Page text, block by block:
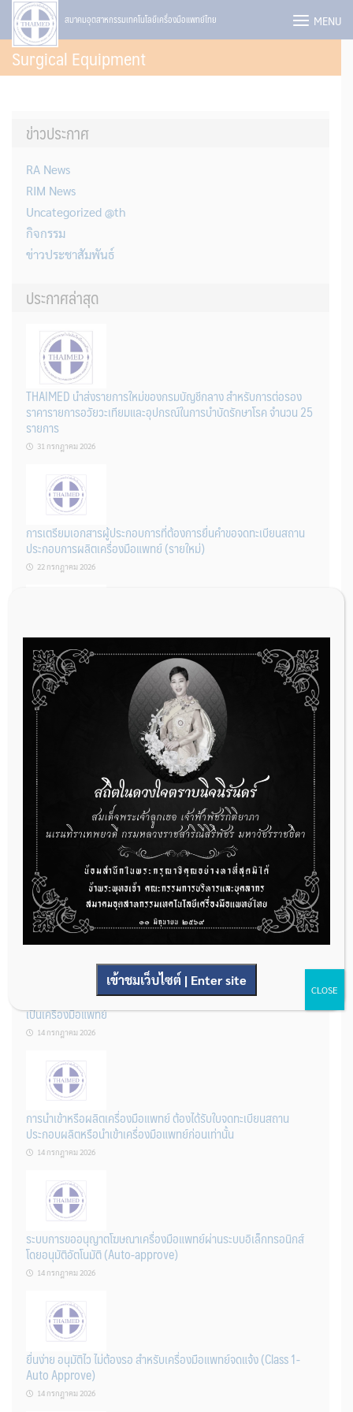
Skip
content
สมาคมอุตสาหกรรมเทคโนโลยีเครื่องมือแพทย์ไทย MENU
Surgical Equipment
ข่าวประกาศ
RA News
RIM News
Uncategorized @th
กิจกรรม
ข่าวประชาสัมพันธ์
ประกาศล่าสุด
THAIMED นำส่งรายการใหม่ของกรมบัญชีกลาง สำหรับการต่อรอง
ราคารายการอวัยวะเทียมและอุปกรณ์ในการบำบัดรักษาโรค จำนวน 25
รายการ
31 กรกฎาคม 2026
การเตรียมเอกสารผู้ประกอบการที่ต้องการยื่นคำขอจดทะเบียนสถาน
ประกอบการผลิตเครื่องมือแพทย์ (รายใหม่)
22 กรกฎาคม 2026
ผู้ประกอบการผลิต และ นักวิจัย ที่ต้องการขึ้นทะเบียนเครื่องมือแพทย์
ต้องทำอย่างไรบ้าง
22 กรกฎาคม 2026
กองควบคุมเครื่องมือแพทย์ เปิดรับฟังความคิดเห็นหลักการยกร่าง
กฎหมาย จำนวน 3 ฉบับ ผ่านระบบกลางทางกฎหมาย
22 กรกฎาคม 2026
การโฆษณาเครื่องมือแพทย์แบบใดที่ได้รับการยกเว้นไม่ต้องขออนุญาต
14 กรกฎาคม 2026
รู้หรือไม่? ผลิตภัณฑ์ชุดตรวจสําหรับตรวจสอบการปนเปื้อนแบบใดจัด
เป็นเครื่องมือแพทย์
14 กรกฎาคม 2026
การนำเข้าหรือผลิตเครื่องมือแพทย์ ต้องได้รับใบจดทะเบียนสถาน
ประกอบผลิตหรือนำเข้าเครื่องมือแพทย์ก่อนเท่านั้น
14 กรกฎาคม 2026
ระบบการขออนุญาตโฆษณาเครื่องมือแพทย์ผ่านระบบอิเล็กทรอนิกส์
โดยอนุมัติอัตโนมัติ (Auto-approve)
14 กรกฎาคม 2026
ยื่นง่าย อนุมัติไว ไม่ต้องรอ สำหรับเครื่องมือแพทย์จดแจ้ง (Class 1-
Auto Approve)
14 กรกฎาคม 2026
เข้าชมเว็บไซต์ | Enter site
CLOSE